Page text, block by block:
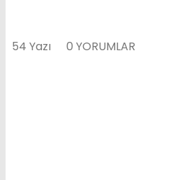
54 Yazı 0 YORUMLAR